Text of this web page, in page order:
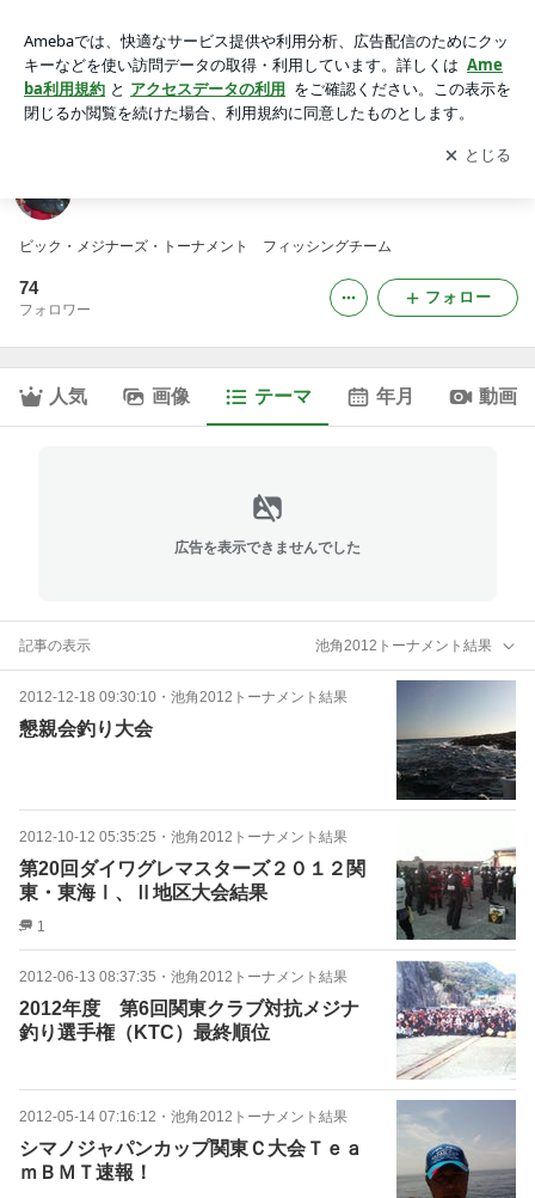
アプリをダウンロードして ブログの更新通知
を受け取りまし
ょう。
開く
ビック・メジナーズ・トーナメント フィッシングチーム
74
フォロワー
フォロー
人気 画像 テーマ 年月 動画
広告を表示できませんでした
記事の表示 池角2012トーナメント結果
2012-12-18 09:30:10 ・ 池角2012トーナメント結果
懇親会釣り大会
2012-10-12 05:35:25 ・ 池角2012トーナメント結果
第20回ダイワグレマスターズ２０１２関
東・東海Ⅰ、Ⅱ地区大会結果
1
2012-06-13 08:37:35 ・ 池角2012トーナメント結果
2012年度 第6回関東クラブ対抗メジナ
釣り選手権（KTC）最終順位
2012-05-14 07:16:12 ・ 池角2012トーナメント結果
シマノジャパンカップ関東Ｃ大会Ｔｅａ
ｍＢＭＴ速報！